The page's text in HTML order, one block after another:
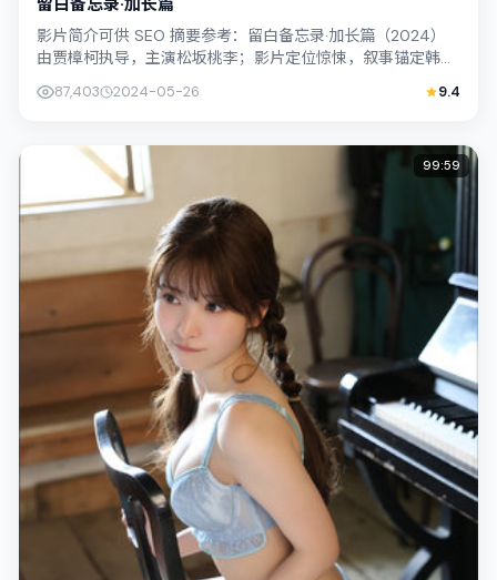
留白备忘录·加长篇
影片简介可供 SEO 摘要参考：留白备忘录·加长篇（2024）
由贾樟柯执导，主演松坂桃李；影片定位惊悚，叙事锚定韩国
87,403 2024-05-26 9.4
99:59